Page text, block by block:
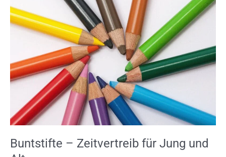
Buntstifte – Zeitvertreib für Jung und
–
Zeitvertreib
für
Alt